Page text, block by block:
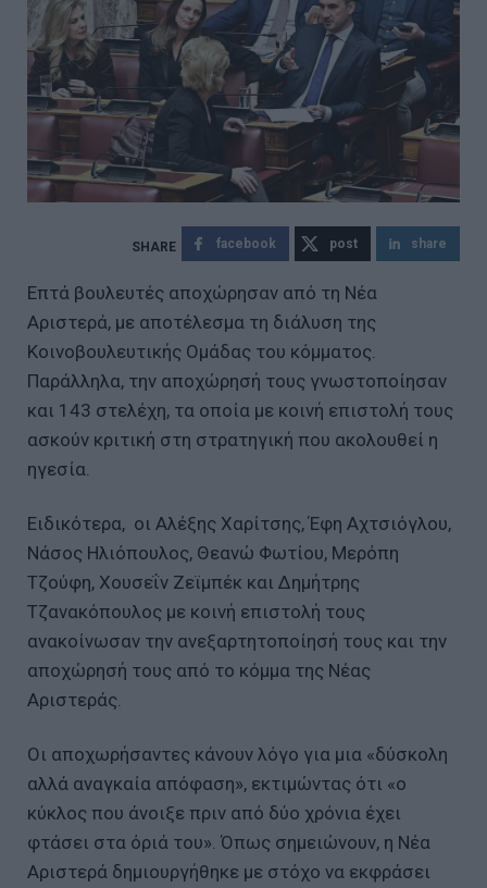
facebook post share
Επτά βουλευτές αποχώρησαν από τη Νέα
Αριστερά, με αποτέλεσμα τη διάλυση της
Κοινοβουλευτικής Ομάδας του κόμματος.
Παράλληλα, την αποχώρησή τους γνωστοποίησαν
και 143 στελέχη, τα οποία με κοινή επιστολή τους
ασκούν κριτική στη στρατηγική που ακολουθεί η
ηγεσία.
Ειδικότερα, οι Αλέξης Χαρίτσης, Έφη Αχτσιόγλου,
Νάσος Ηλιόπουλος, Θεανώ Φωτίου, Μερόπη
Τζούφη, Χουσεΐν Ζεϊμπέκ και Δημήτρης
Τζανακόπουλος με κοινή επιστολή τους
ανακοίνωσαν την ανεξαρτητοποίησή τους και την
αποχώρησή τους από το κόμμα της Νέας
Αριστεράς.
Οι αποχωρήσαντες κάνουν λόγο για μια «δύσκολη
αλλά αναγκαία απόφαση», εκτιμώντας ότι «ο
κύκλος που άνοιξε πριν από δύο χρόνια έχει
φτάσει στα όριά του». Όπως σημειώνουν, η Νέα
Αριστερά δημιουργήθηκε με στόχο να εκφράσει